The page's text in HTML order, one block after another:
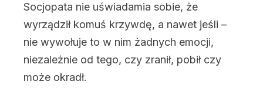
Socjopata nie uświadamia sobie, że
wyrządził komuś krzywdę, a nawet jeśli –
nie wywołuje to w nim żadnych emocji,
niezależnie od tego, czy zranił, pobił czy
może okradł.